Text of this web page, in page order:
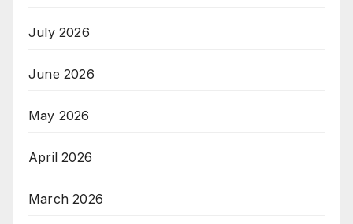
July 2026
June 2026
May 2026
April 2026
March 2026